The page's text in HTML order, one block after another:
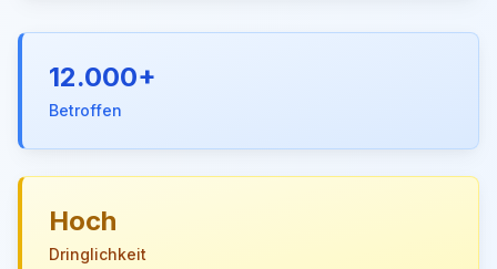
12.000+
Betroffen
Hoch
Dringlichkeit